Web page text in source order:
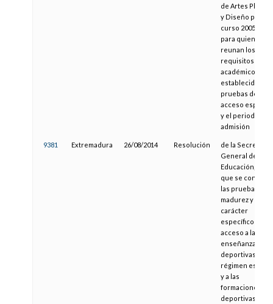
de Artes
y Diseño par el
curso 2005-2006
para quienes no
reunan los
requisitos
académicos
establecidos,
pruebas de
acceso
y el periodo de
admisión
9381 Extremadura 26/08/2014 Resolución
de la Secretaría
General de
Educación, por
que se
las pruebas de
madurez y de
carácter
específico para
acceso a las
enseñanzas
deportivas de
régimen
y a las
formaciones
deportivas en